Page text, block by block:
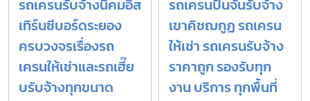
รถเครนรับจ้างนิคมอีส
เทิร์นซีบอร์ดระยอง
ครบวงจรเรื่องรถ
เครนให้เช่าและรถเฮี๊ย
บรับจ้างทุกขนาด
รถเครนปั้นจั่นรับจ้าง
เขาคิชฌกูฏ รถเครน
ให้เช่า รถเครนรับจ้าง
ราคาถูก รองรับทุก
งาน บริการ ทุกพื้นที่